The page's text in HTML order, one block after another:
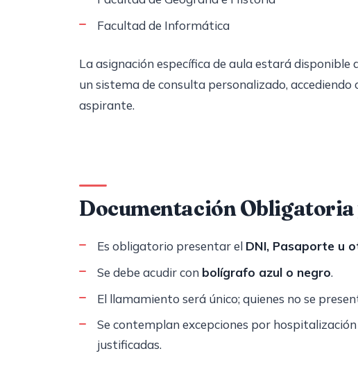
Facultad de Informática
La asignación específica de aula estará disponible
un sistema de consulta personalizado,
aspirante.
Documentación Obligatoria
Es obligatorio presentar el DNI, Pasaporte u
Se debe acudir con bolígrafo azul o negro.
El llamamiento será único; quienes no se
Se contemplan excepciones por
justificadas.